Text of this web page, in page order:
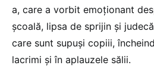
a, care a vorbit emoționant
școală, lipsa de sprijin și
care sunt supuși copiii,
lacrimi și în aplauzele sălii.